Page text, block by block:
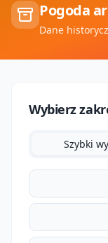
Pogoda
Dane
Wybierz
Szybki